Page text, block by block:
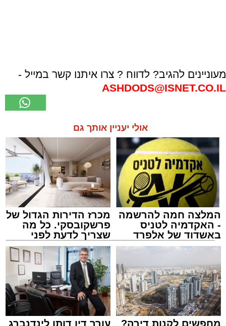
מעוניינים להגיב? לדווח ? צרו איתנו קשר במייל -
ASHDODS@ISNET.CO.IL
אולי יעניין אותך גם
המלצה חמה להרשמה
- האקדמיה לטניס
באשדוד של אלפרד
קריאולנסקי - לילדים
מכרז הדירות הגדול של
פרשקובסקי. כל מה
שצריך לדעת לפני
שמגישים הצעה לדירה
באשדוד
מחפשים לקנות דירה?
עורך דין דותן לינדנברג